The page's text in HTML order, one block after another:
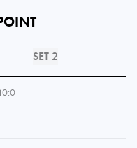
SET 2